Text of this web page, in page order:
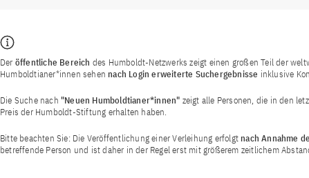
Der öffentliche Bereich des Humboldt-Netzwerks zeigt einen großen Teil der
Humboldtianer*innen sehen nach Login erweiterte Suchergebnisse inklusive
Die Suche nach "Neuen Humboldtianer*innen" zeigt alle Personen, die in den
Preis der Humboldt-Stiftung erhalten haben.
Bitte beachten Sie: Die Veröffentlichung einer Verleihung erfolgt nach Annahme
betreffende Person und ist daher in der Regel erst mit größerem zeitlichem